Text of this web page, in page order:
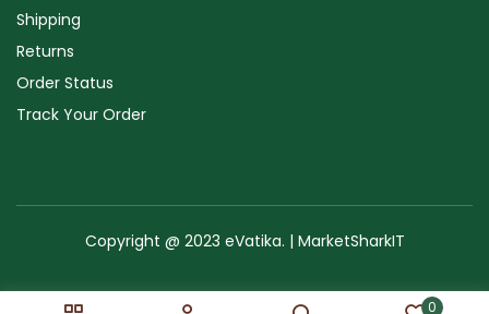
0
Shipping
Returns
Order Status
Track Your Order
Copyright @ 2023 eVatika. | MarketSharkIT
Terms of Use Copyright & Trademark Sitemap